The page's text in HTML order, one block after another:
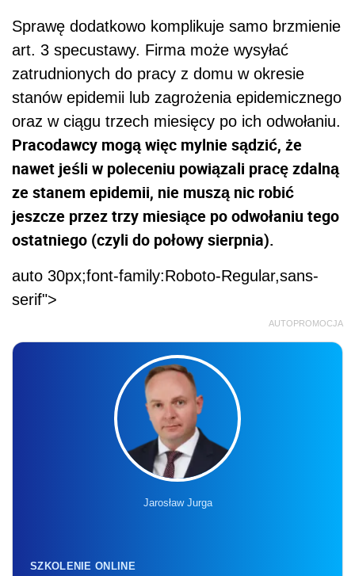
Sprawę dodatkowo komplikuje samo brzmienie
art. 3 specustawy. Firma może wysyłać
zatrudnionych do pracy z domu w okresie
stanów epidemii lub zagrożenia epidemicznego
oraz w ciągu trzech miesięcy po ich odwołaniu.
Pracodawcy mogą więc mylnie sądzić, że
nawet jeśli w poleceniu powiązali pracę zdalną
ze stanem epidemii, nie muszą nic robić
jeszcze przez trzy miesiące po odwołaniu tego
ostatniego (czyli do połowy sierpnia).
auto 30px;font-family:Roboto-Regular,sans-
serif">
AUTOPROMOCJA
Jarosław Jurga
SZKOLENIE ONLINE